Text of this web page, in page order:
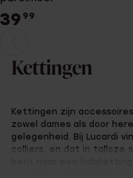
39 99
pagina
naarKettingen
Kettingen zijn
zowel dames als door
gelegenheid. Bij Lucardi
colliers, en dat in talloze